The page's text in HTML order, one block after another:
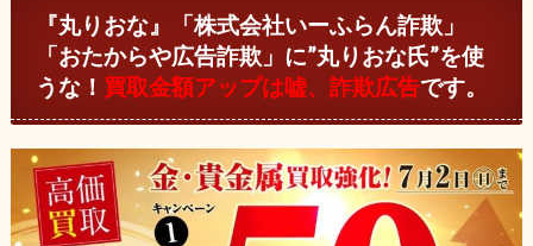
『丸りおな』「株式会社いーふらん詐欺」
「おたからや広告詐欺」に”丸りおな氏”を使
うな！ 買取金額アップは嘘、詐欺広告です。